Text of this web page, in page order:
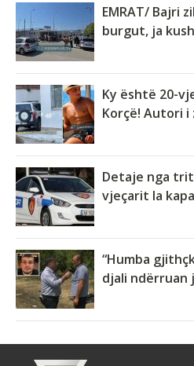
EMRAT/ Bajri
burgut, ja
Ky është 20-
Korçë! Autori i
Detaje nga
vjeçarit la
“Humba
djali ndërruan